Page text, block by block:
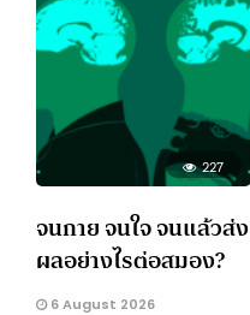
227
จนกาย จนใจ จนแล้วส่ง
ผลอย่างไรต่อสมอง?
6 August 2026